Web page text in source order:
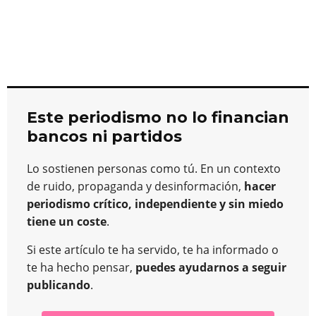
Este periodismo no lo financian
bancos ni partidos
Lo sostienen personas como tú. En un contexto
de ruido, propaganda y desinformación, hacer
periodismo crítico, independiente y sin miedo
tiene un coste.
Si este artículo te ha servido, te ha informado o
te ha hecho pensar, puedes ayudarnos a seguir
publicando.